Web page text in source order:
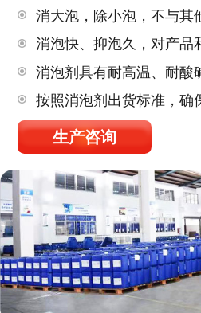
消大泡，除小泡，不与其
消泡快、抑泡久，对产品
消泡剂具有耐高温、耐酸
按照消泡剂出货标准，确
生产咨询